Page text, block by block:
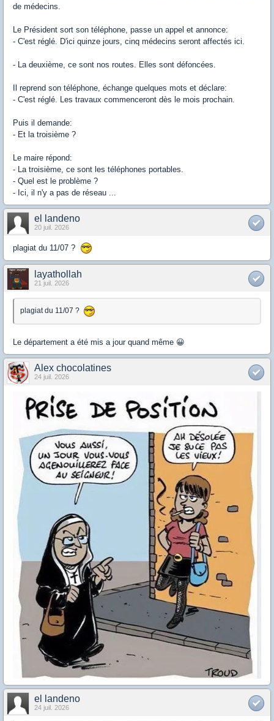
de médecins.
Le Président sort son téléphone, passe un appel et annonce:
- C'est réglé. D'ici quinze jours, cinq médecins seront affectés ici.
- La deuxième, ce sont nos routes. Elles sont défoncées.
Il reprend son téléphone, échange quelques mots et déclare:
- C'est réglé. Les travaux commenceront dès le mois prochain.
Puis il demande:
- Et la troisième ?
Le maire répond:
- La troisième, ce sont les téléphones portables.
- Quel est le problème ?
- Ici, il n'y a pas de réseau ...
el landeno
20 juil. 2026
plagiat du 11/07 ?
layathollah
21 juil. 2026
plagiat du 11/07 ?
Le département a été mis a jour quand même 😀
Alex chocolatines
24 juil. 2026
el landeno
24 juil. 2026